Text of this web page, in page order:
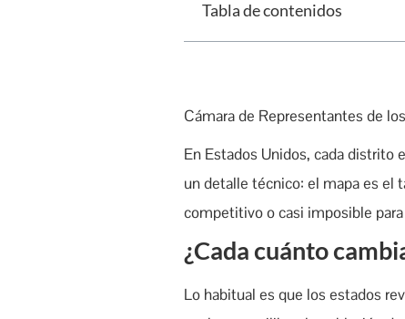
Tabla de contenidos
Cámara de Representantes de
En Estados Unidos, cada distrito
un detalle técnico: el mapa es el
competitivo o casi imposible
¿Cada cuánto
Lo habitual es que los estados